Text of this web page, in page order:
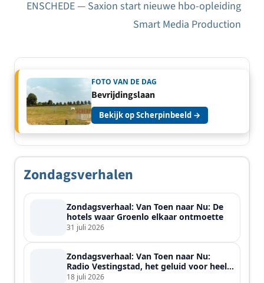
ENSCHEDE — Saxion start nieuwe hbo-opleiding
Smart Media Production
FOTO VAN DE DAG
Bevrijdingslaan
Bekijk op Scherpinbeeld →
Zondagsverhalen
Zondagsverhaal: Van Toen naar Nu: De
hotels waar Groenlo elkaar ontmoette
31 juli 2026
Zondagsverhaal: Van Toen naar Nu:
Radio Vestingstad, het geluid voor heel
de streek
18 juli 2026